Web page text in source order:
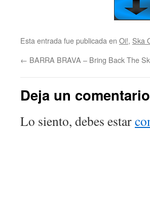
Esta entrada fue publicada en Oi!, Ska
← BARRA BRAVA – Bring Back The
Deja un comentario
Lo siento, debes estar